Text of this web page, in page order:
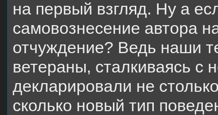
на первый взгляд. Ну а
самовознесение автора
отчуждение? Ведь наши
ветераны, сталкиваясь с
декларировали не
сколько новый тип